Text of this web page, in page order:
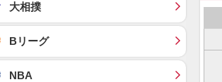
大相撲
Bリーグ
NBA